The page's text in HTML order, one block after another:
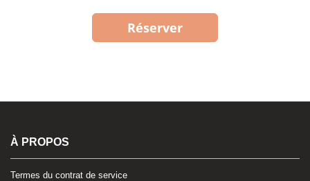
Réserver
À PROPOS
Termes du contrat de service